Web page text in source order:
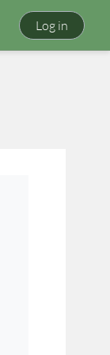
Log in